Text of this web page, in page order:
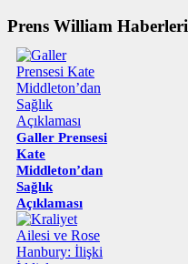
Prens William Haberleri
Galler Prensesi
Kate
Middleton’dan
Sağlık
Açıklaması